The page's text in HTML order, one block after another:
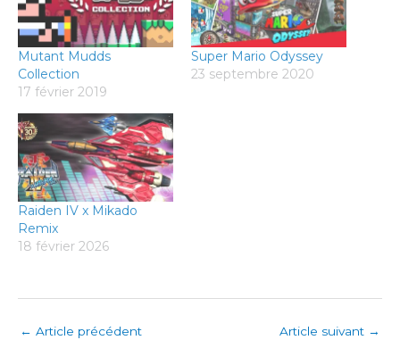
Mutant Mudds
Collection
17 février 2019
Super Mario Odyssey
23 septembre 2020
Raiden IV x Mikado
Remix
18 février 2026
← Article précédent Article suivant →